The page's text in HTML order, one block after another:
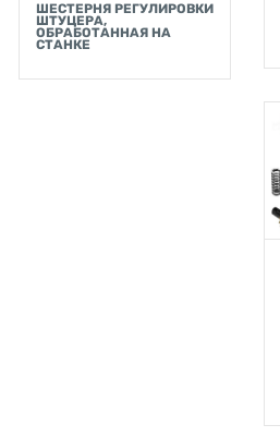
ШЕСТЕРНЯ РЕГУЛИРОВКИ
ШТУЦЕРА,
ОБРАБОТАННАЯ НА
СТАНКЕ